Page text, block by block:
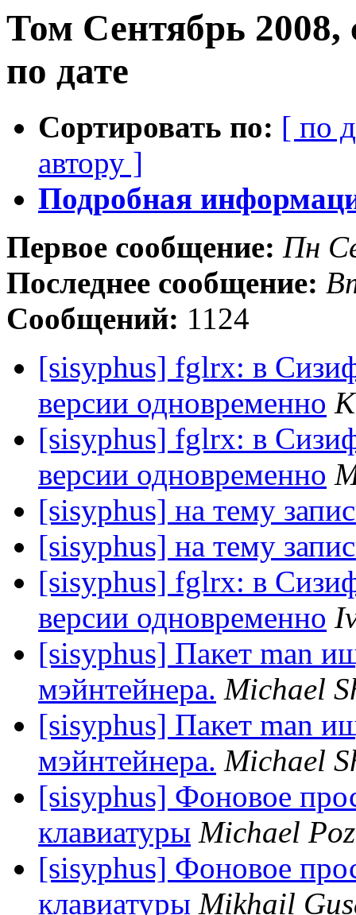
Том Сентябрь
по дате
Сортировать по: [ по
автору ]
Подробная
Первое сообщение: Пн
Последнее сообщение:
Сообщений: 1124
[sisyphus] fglrx: в
версии одновременно
[sisyphus] fglrx: в
версии одновременно
[sisyphus] на тему
[sisyphus] на тему
[sisyphus] fglrx: в
версии одновременно
[sisyphus] Пакет man
мэйнтейнера. Michael
[sisyphus] Пакет man
мэйнтейнера. Michael
[sisyphus] Фоновое
клавиатуры Michael
[sisyphus] Фоновое
клавиатуры Mikhail